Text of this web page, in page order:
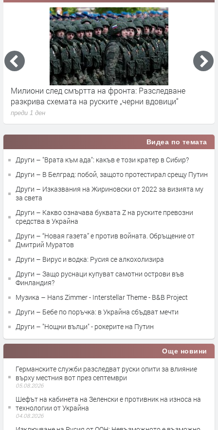
Германските служби разследват руски опити за
влияние върху местния вот през септември
преди 1 ден
Видеа по темата
Други – "Врата към ада": какъв е този кратер в Сибир?
Други – В Белград: побой, защото протестирал срещу Путин
Други – Изказвания на Жириновски от 2022 за визията му
за света
Други – Какво означава буквата Z на руските превозни
средства в Украйна
Други – “Новая газета” е против войната. Обръщение от
Дмитрий Муратов
Други – Вирус и водка: Русия се алкохолизира
Други – Защо руснаци купуват самотни острови във
Финландия?
Музика – Hans Zimmer - Interstellar Theme - B&B Project
Други – Бебе по поръчка: в Украйна сбъдват мечти
Други – "Нощни вълци" - рокерите на Путин
Още новини
Германските служби разследват руски опити за влияние
върху местния вот през септември
05.08.2026
Шефът на кабинета на Зеленски е противник на износа на
технологии от Украйна
04.08.2026